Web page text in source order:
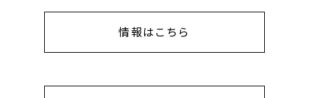
情報はこちら